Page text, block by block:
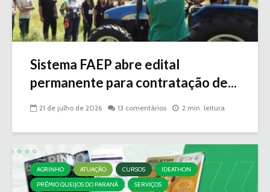
Sistema FAEP abre edital
permanente para contratação de...
21 de julho de 2026 13 comentários 2 min. leitura
AGRINHO ATUAÇÃO CURSOS
IDEATHON
PRÊMIO QUEIJOS DO PARANÁ
SERVIÇOS